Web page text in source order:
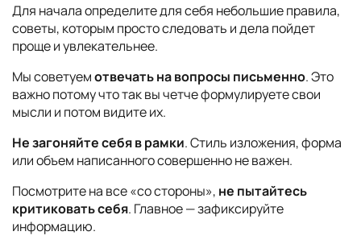
Для начала определите для себя небольшие правила,
советы, которым просто следовать и дела пойдет
проще и увлекательнее.
Мы советуемотвечать на вопросы письменно. Это
важно потому что так вы четче формулируете свои
мысли и потом видите их.
Не загоняйте себя в рамки. Стиль изложения, форма
или объем написанного совершенно не важен.
Посмотрите на все «со стороны», не пытайтесь
критиковать себя. Главное — зафиксируйте
информацию.